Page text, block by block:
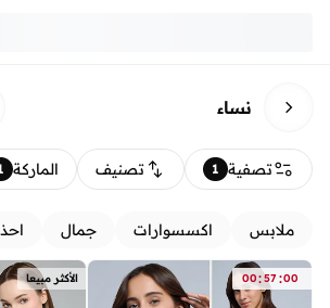
نساء
تصفية 1 تصنيف الماركة
ملابس اكسسوارات جمال
00:57 :00 الأكثر مبيعا